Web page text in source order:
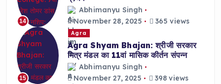
14
Abhimanyu Singh
November 28, 2025
365 views
15
Agra
Agra Shyam Bhajan: श्रीजी सरकार
मित्र मंडल का 11वां मासिक कीर्तन संपन्न
Abhimanyu Singh
November 27, 2025
398 views